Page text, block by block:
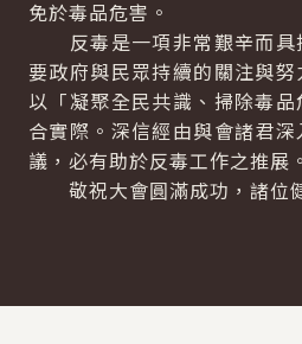
免於毒品危害。
反毒是一項非常艱辛而具
要政府與民眾持續的關注與
以「凝聚全民共識、掃除毒
合實際。深信經由與會諸君
議，必有助於反毒工作之推展。
敬祝大會圓滿成功，諸位